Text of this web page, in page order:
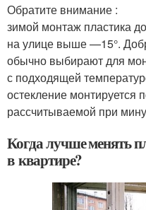
Обратите внимание :
зимой монтаж пластика
на улице выше —15°.
обычно выбирают для
с подходящей
остекление монтируется
рассчитываемой при
Когда лучше менять
в квартире?